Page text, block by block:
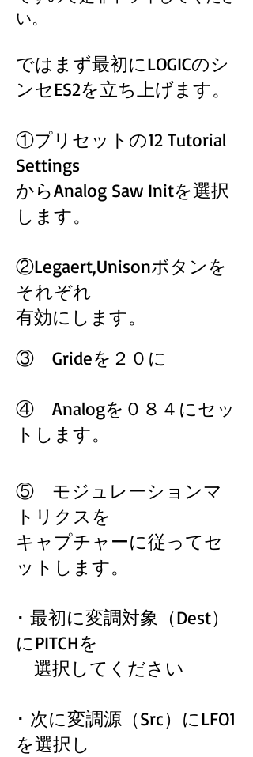
い。
ではまず最初にLOGICのシ
ンセES2を立ち上げます。
①プリセットの12 Tutorial
Settings
からAnalog Saw Initを選択
します。
②Legaert,Unisonボタンを
それぞれ
有効にします。
③ Grideを２０に
④ Analogを０８４にセッ
トします。
⑤ モジュレーションマ
トリクスを
キャプチャーに従ってセ
ットします。
･ 最初に変調対象（Dest）
にPITCHを
選択してください
･ 次に変調源（Src）にLFO1
を選択し